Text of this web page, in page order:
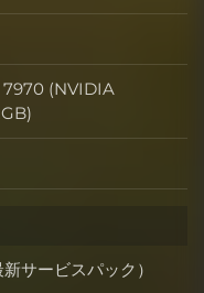
(NVIDIA
サービスパック）